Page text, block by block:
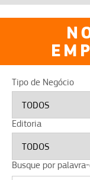
Tipo de Negócio
Editoria
Busque por